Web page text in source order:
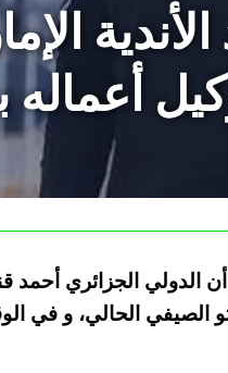
أن الدولي الجزائري أحمد
الصيفي الحالي، و